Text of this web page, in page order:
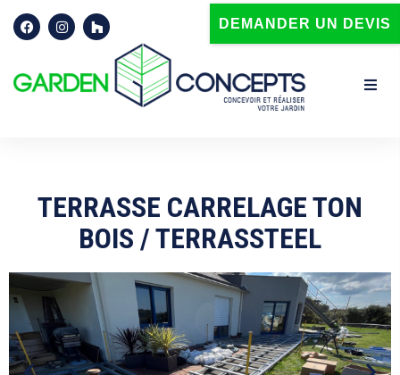
Prestations paysagistes à Brest | Garden Concepts |
Terrasse
Spa
DEMANDER UN DEVIS
TERRASSE CARRELAGE TON
BOIS / TERRASSTEEL